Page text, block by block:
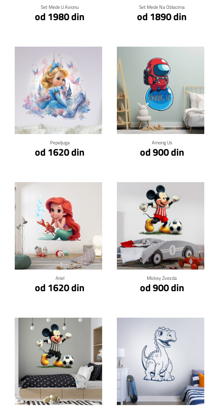
Set Mede U Avionu
od 1980 din
Set Mede Na Oblacima
od 1890 din
Pepeljuga
od 1620 din
Klikni za detalje
Among Us
od 900 din
Klikni za detalje
Ariel
od 1620 din
Klikni za detalje
Mickey Zvezda
od 900 din
Klikni za detalje
Klikni za detalje Klikni za detalje